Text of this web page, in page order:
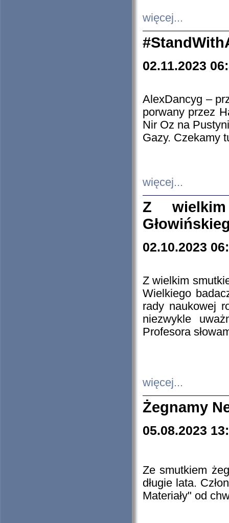
więcej...
02.11.2023
AlexDancyg –
porwany przez
Nir Oz na
Gazy. Czekamy
więcej...
Z
02.10.2023
Z wielkim
Wielkiego
rady naukowej
niezwykle
Profesora
więcej...
Żegnamy
05.08.2023
Ze smutkiem
długie lata.
Materiały" od